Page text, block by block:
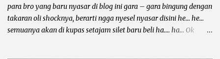
he... Lho kok gitu ? Emang iya bro, karena sa...
para bro yang baru nyasar di blog ini gara – gara bingung dengan
takaran oli shocknya, berarti ngga nyesel nyasar disini he… he…
semuanya akan di kupas setajam silet baru beli ha…. ha… Ok